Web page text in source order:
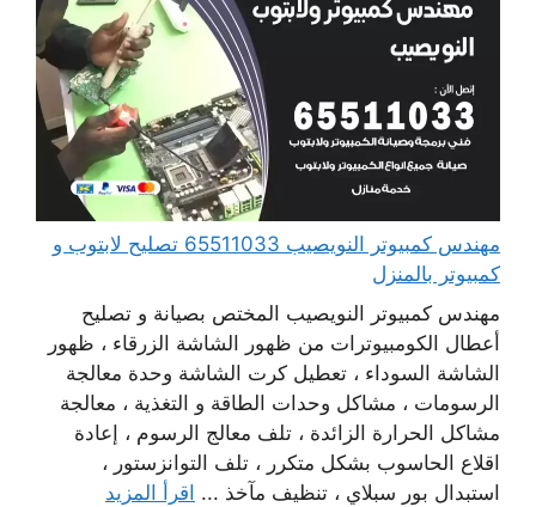
مهندس كمبيوتر النويصيب 65511033 تصليح لابتوب و
كمبيوتر بالمنزل
مهندس كمبيوتر النويصيب المختص بصيانة و تصليح
أعطال الكومبيوترات من ظهور الشاشة الزرقاء ، ظهور
الشاشة السوداء ، تعطيل كرت الشاشة وحدة معالجة
الرسومات ، مشاكل وحدات الطاقة و التغذية ، معالجة
مشاكل الحرارة الزائدة ، تلف معالج الرسوم ، إعادة
اقلاع الحاسوب بشكل متكرر ، تلف التوانزستور ،
استبدال بور سبلاي ، تنظيف مآخذ ... اقرأ المزيد